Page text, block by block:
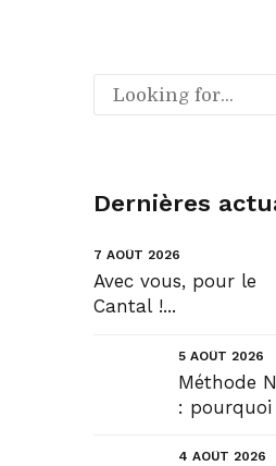
Dernières
7 AOÛT 2026
Avec vous, pour le
Cantal !...
5 AOÛT 2026
Méthode
:
construire
4 AOÛT 2026